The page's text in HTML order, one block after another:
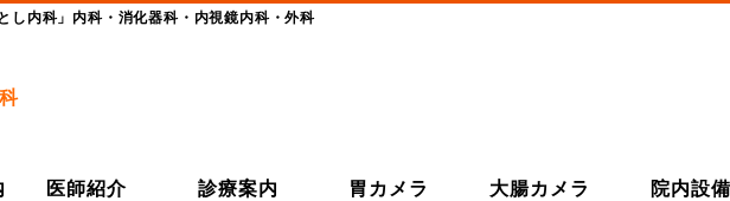
し内科」内科・消化器科・内視鏡内科・外科
医師紹介 診療案内 胃カメラ 大腸カメラ 院内設